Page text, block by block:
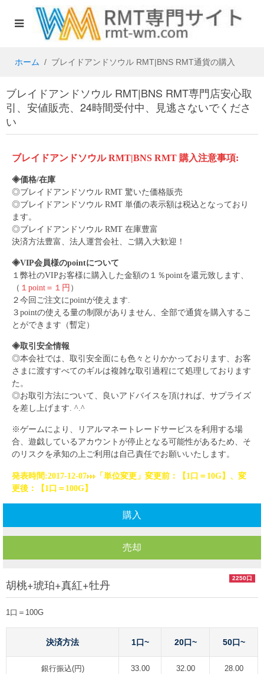
ホーム ブレイドアンドソウル RMT|BNS RMT通貨の購入
ブレイドアンドソウル RMT|BNS RMT専門店安心取
引、安値販売、24時間受付中、見逃さないでくださ
い
ブレイドアンドソウル RMT|BNS RMT 購入注意事項:
◈価格/在庫
◎ブレイドアンドソウル RMT 驚いた価格販売
◎ブレイドアンドソウル RMT 単価の表示額は税込となっており
ます。
◎ブレイドアンドソウル RMT 在庫豊富
決済方法豊富、法人運営会社、ご購入大歓迎！
◈VIP会員様のpointについて
１弊社のVIPお客様に購入した金額の１％pointを還元致します、
（ １point＝１円 ）
２今回ご注文にpointが使えます.
３pointの使える量の制限がありません、全部で通貨を購入するこ
とができます（暫定）
◈取引安全情報
◎本会社では、取引安全面にも色々とりかかっております、お客
さまに渡すすべてのギルは複雑な取引過程にて処理しております
た。
◎お取引方法について、良いアドバイスを頂ければ、サプライズ
を差し上げます. ^.^
※ゲームにより、リアルマネートレードサービスを利用する場
合、遊戯しているアカウントが停止となる可能性があるため、そ
のリスクを承知の上ご利用は自己責任でお願いいたします。
発表時間:2017-12-07
「単位変更」変更前：【1口＝10G】、変
更後：【1口＝100G】
購入
売却
2250口
胡桃+琥珀+真紅+牡丹
1口＝100G
決済方法 1口~ 20口~ 50口~
銀行振込(円) 33.00 32.00 28.00